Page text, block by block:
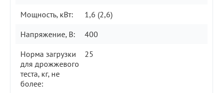
Мощность, кВт:
1,6 (2,6)
Напряжение, В:
400
Норма загрузки
для дрожжевого
теста, кг, не
более:
25